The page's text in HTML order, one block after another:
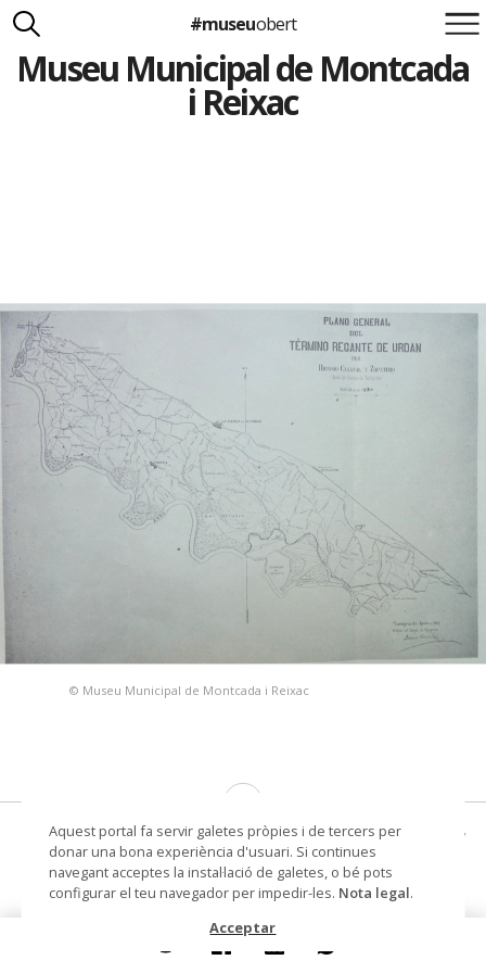
Suma't a la iniciativa
Carlota Royo
#museuobert
Museu Municipal de Montcada
i Reixac
© Museu Municipal de Montcada i Reixac
Plano nº 6 La acequia de Pina (cedida por
el sindicato del término de Urdán)
fulletó
Aquest portal fa servir galetes pròpies i de tercers per
donar una bona experiència d'usuari. Si continues
navegant acceptes la instal·lació de galetes, o bé pots
configurar el teu navegador per impedir-les. Nota legal.
Acceptar